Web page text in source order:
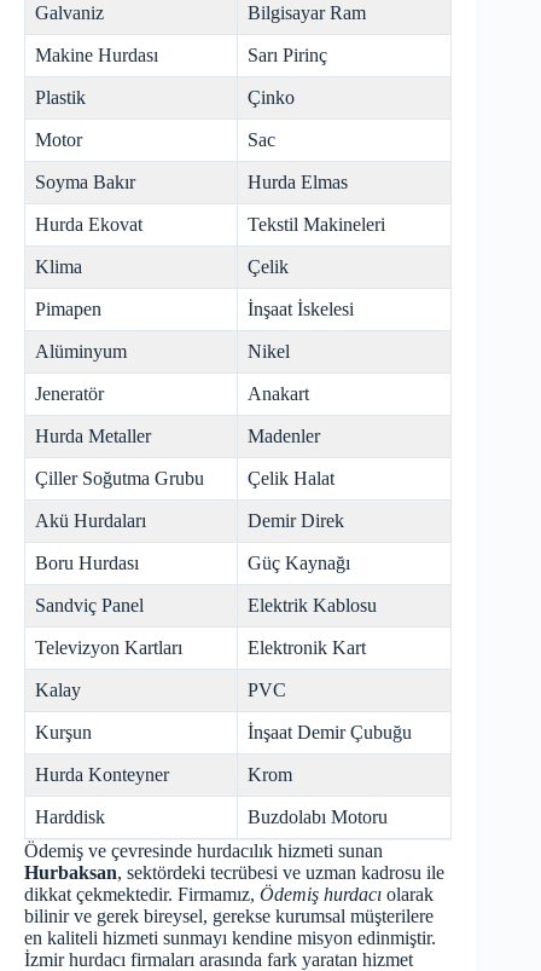
Galvaniz Bilgisayar Ram
Makine Hurdası Sarı Pirinç
Plastik Çinko
Motor Sac
Soyma Bakır Hurda Elmas
Hurda Ekovat Tekstil Makineleri
Klima Çelik
Pimapen İnşaat İskelesi
Alüminyum Nikel
Jeneratör Anakart
Hurda Metaller Madenler
Çiller Soğutma Grubu Çelik Halat
Akü Hurdaları Demir Direk
Boru Hurdası Güç Kaynağı
Sandviç Panel Elektrik Kablosu
Televizyon Kartları Elektronik Kart
Kalay PVC
Kurşun İnşaat Demir Çubuğu
Hurda Konteyner Krom
Harddisk
Buzdolabı Motoru
Ödemiş ve çevresinde hurdacılık hizmeti sunan
Hurbaksan, sektördeki tecrübesi ve uzman kadrosu ile
dikkat çekmektedir. Firmamız, Ödemiş hurdacı olarak
bilinir ve gerek bireysel, gerekse kurumsal müşterilere
en kaliteli hizmeti sunmayı kendine misyon edinmiştir.
İzmir hurdacı firmaları arasında fark yaratan hizmet